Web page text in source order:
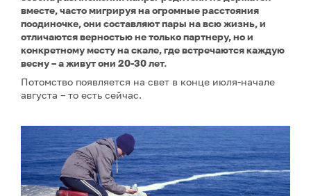
вместе, часто мигрируя на огромные расстояния
поодиночке, они составляют пары на всю жизнь, и
отличаются верностью не только партнеру, но и
конкретному месту на скале, где встречаются каждую
весну – а живут они 20-30 лет.
Потомство появляется на свет в конце июля-начале
августа – то есть сейчас.